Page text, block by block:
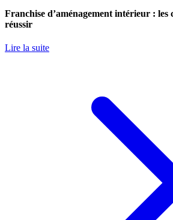
Franchise d’aménagement intérieur : les
réussir
Lire la suite